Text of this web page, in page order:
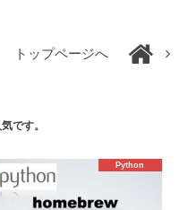
トップページへ
です。
Python